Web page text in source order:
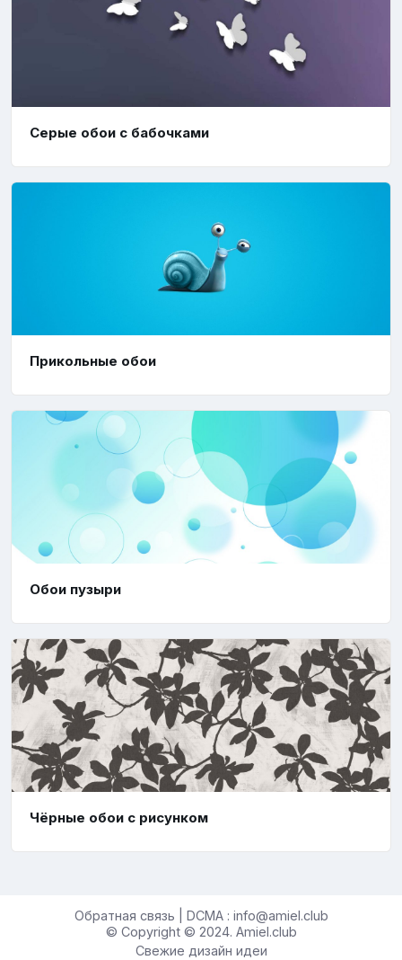
Серые обои с бабочками
Прикольные обои
Обои пузыри
Чёрные обои с рисунком
Обратная связь | DCMA : info@amiel.club
© Copyright © 2024. Amiel.club
Свежие дизайн идеи